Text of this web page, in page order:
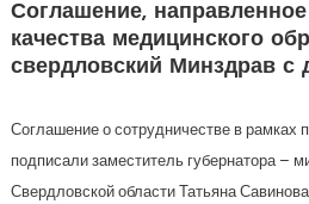
Соглашение,
качества медицинского
свердловский Минздрав с
Соглашение о сотрудничестве в рамках
подписали заместитель губернатора –
Свердловской области Татьяна